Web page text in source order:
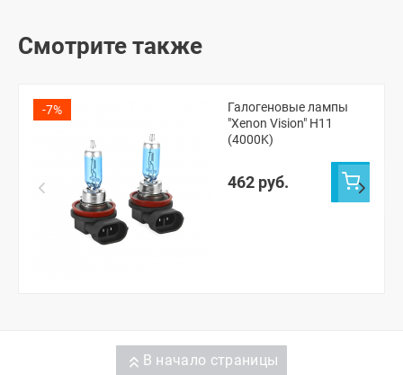
Смотрите также
-7%
Галогеновые лампы
"Xenon Vision" H11
(4000K)
462 руб.
В начало страницы